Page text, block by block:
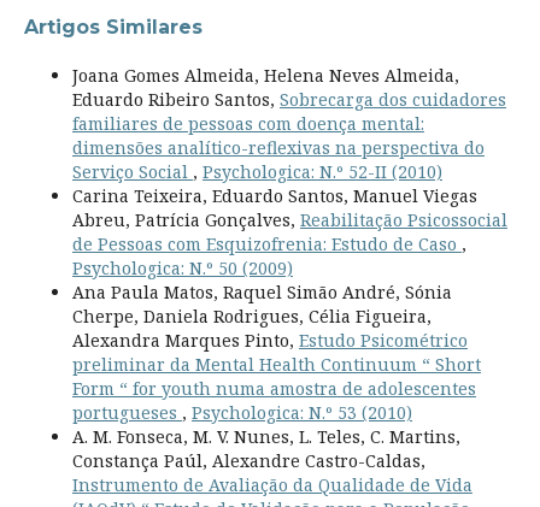
Artigos Similares
Joana Gomes Almeida, Helena Neves Almeida,
Eduardo Ribeiro Santos, Sobrecarga dos cuidadores
familiares de pessoas com doença mental:
dimensões analítico-reflexivas na perspectiva do
Serviço Social , Psychologica: N.º 52-II (2010)
Carina Teixeira, Eduardo Santos, Manuel Viegas
Abreu, Patrícia Gonçalves, Reabilitação Psicossocial
de Pessoas com Esquizofrenia: Estudo de Caso ,
Psychologica: N.º 50 (2009)
Ana Paula Matos, Raquel Simão André, Sónia
Cherpe, Daniela Rodrigues, Célia Figueira,
Alexandra Marques Pinto, Estudo Psicométrico
preliminar da Mental Health Continuum “ Short
Form “ for youth numa amostra de adolescentes
portugueses , Psychologica: N.º 53 (2010)
A. M. Fonseca, M. V. Nunes, L. Teles, C. Martins,
Constança Paúl, Alexandre Castro-Caldas,
Instrumento de Avaliação da Qualidade de Vida